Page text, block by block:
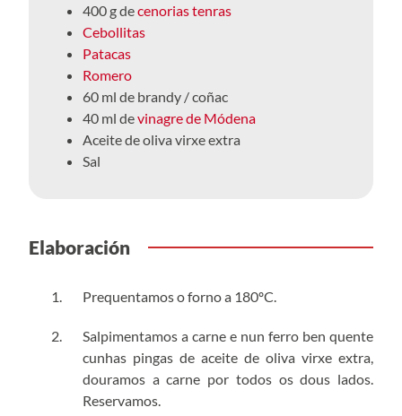
400 g decenorias tenras
Cebollitas
Patacas
Romero
60 ml de brandy / coñac
40 ml devinagre de Módena
Aceite de oliva virxe extra
Sal
Elaboración
Prequentamos o forno a 180ºC.
Salpimentamos a carne e nun ferro ben quente
cunhas pingas de aceite de oliva virxe extra,
douramos a carne por todos os dous lados.
Reservamos.